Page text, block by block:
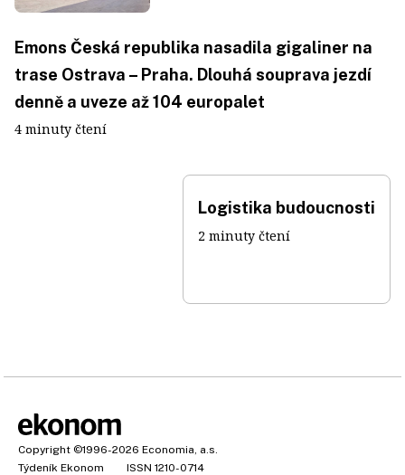
Emons Česká republika nasadila gigaliner na
trase Ostrava – Praha. Dlouhá souprava jezdí
denně a uveze až 104 europalet
4 minuty čtení
Logistika budoucnosti
2 minuty čtení
Copyright ©1996-2026 Economia, a.s.
Týdeník Ekonom
ISSN 1210-0714